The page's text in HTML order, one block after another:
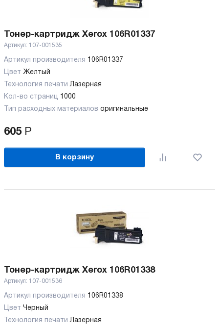
Тонер-картридж Xerox 106R01337
Артикул: 107-001535
Артикул производителя
106R01337
Цвет Желтый
Технология печатиЛазерная
Кол-во страниц 1000
Тип расходных материалов оригинальные
605 Р
В корзину
Тонер-картридж Xerox 106R01338
Артикул: 107-001536
Артикул производителя
106R01338
Цвет Черный
Технология печатиЛазерная